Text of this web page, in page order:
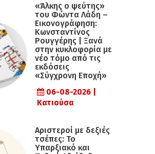
«Άλκης ο ψεύτης»
του Φώντα Λάδη –
Εικονογράφηση:
Κωνσταντίνος
Ρουγγέρης | Ξανά
στην κυκλοφορία με
νέο τόμο από τις
εκδόσεις
«Σύγχρονη Εποχή»
06-08-2026 |
Κατιούσα
Αριστεροί με δεξιές
τσέπες: Το
Υπαρξιακό και